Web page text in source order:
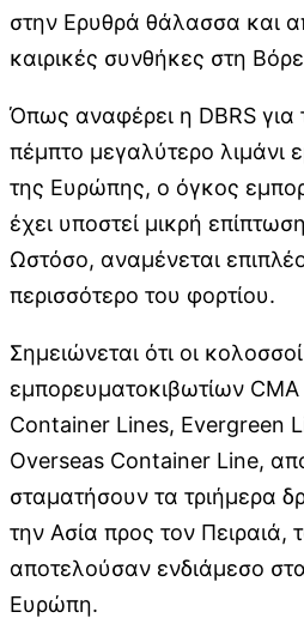
στην Ερυθρά θάλασσα και
καιρικές συνθήκες στη
Όπως αναφέρει η DBRS για
πέμπτο μεγαλύτερο λιμάνι
της Ευρώπης, ο όγκος
έχει υποστεί μικρή
Ωστόσο, αναμένεται
περισσότερο του φορτίου.
Σημειώνεται ότι οι
εμπορευματοκιβωτίων
Container Lines, Evergreen
Overseas Container Line,
σταματήσουν τα τριήμερα
την Ασία προς τον Πειραιά,
αποτελούσαν ενδιάμεσο
Ευρώπη.